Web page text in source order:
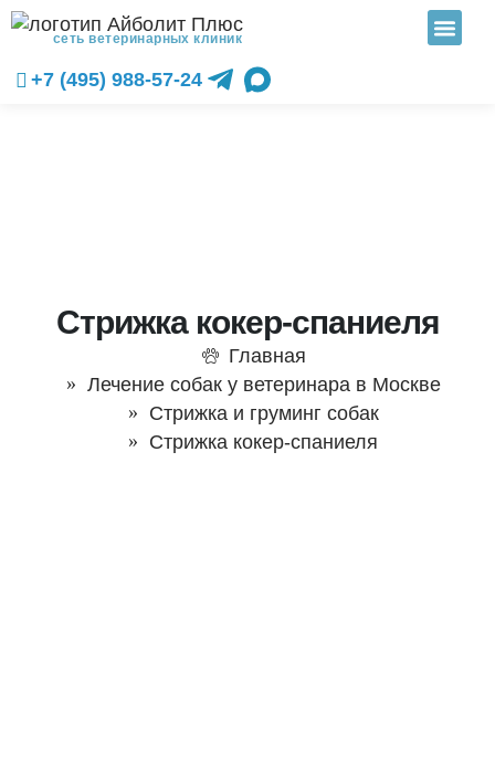
сеть ветеринарных клиник
+7 (495) 988-57-24
Стрижка кокер-спаниеля
Главная
Лечение собак у ветеринара в Москве
Стрижка и груминг собак
Стрижка кокер-спаниеля